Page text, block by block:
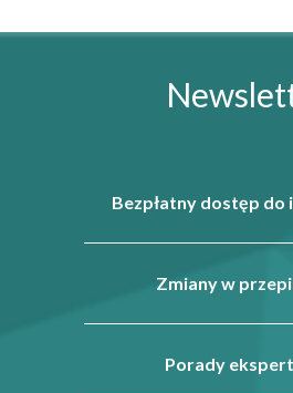
Bezpłatny dostęp do
Zmiany w
Porady